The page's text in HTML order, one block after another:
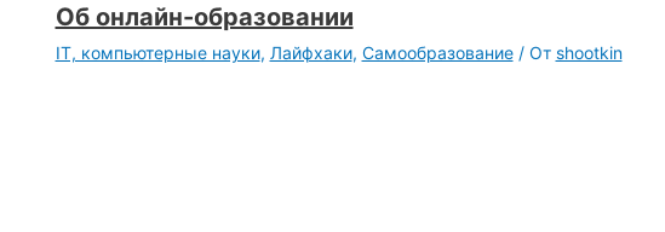
Об онлайн-образовании
IT, компьютерные науки, Лайфхаки, Самообразование/ От shootkin